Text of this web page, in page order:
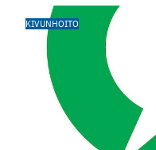
KIVUNHOITO